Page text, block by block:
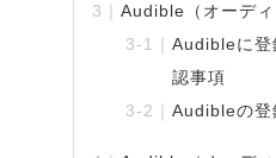
Audible（オーデ
Audibleに登
認事項
Audibleの登